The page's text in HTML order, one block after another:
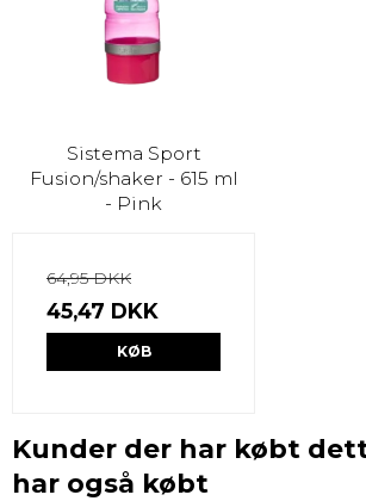
Sistema Sport
Fusion/shaker - 615 ml
- Pink
64,95 DKK
45,47 DKK
KØB
Kunder der har købt
har også købt